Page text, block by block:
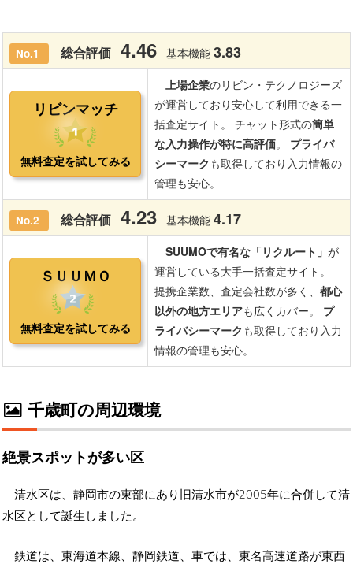
千歳町の周辺環境
絶景スポットが多い区
清水区は、静岡市の東部にあり旧清水市が2005年に合併して清
水区として誕生しました。
鉄道は、東海道本線、静岡鉄道、車では、東名高速道路が東西